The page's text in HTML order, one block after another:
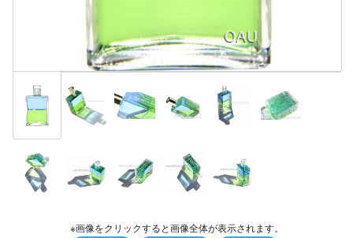
※画像をクリックすると画像全体が表示されます。